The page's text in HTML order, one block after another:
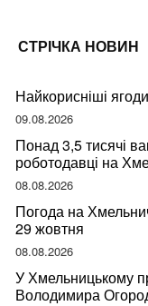
СТРІЧКА НОВИН
Найкорисніші
09.08.2026
Понад 3,5 тисячі
роботодавці на
08.08.2026
Погода на
29 жовтня
08.08.2026
У Хмельницькому
Володимира